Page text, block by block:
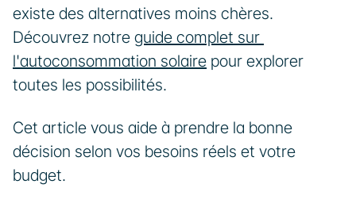
existe des alternatives moins chères.
Découvrez notre guide complet sur
l'autoconsommation solaire pour explorer
toutes les possibilités.
Cet article vous aide à prendre la bonne
décision selon vos besoins réels et votre
budget.